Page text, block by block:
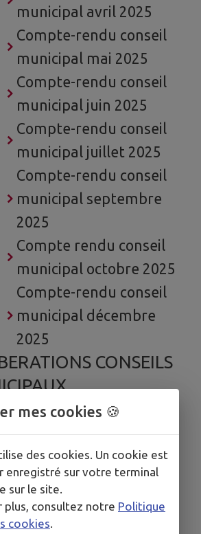
municipal avril 2025
Compte-rendu conseil
municipal mai 2025
Compte-rendu conseil
municipal juin 2025
Compte-rendu conseil
municipal juillet 2025
Compte-rendu conseil
municipal septembre
2025
Compte rendu conseil
municipal octobre 2025
Compte-rendu conseil
municipal décembre
2025
CONSEILS
Délibération conseil-
municipal avril 2025
Délibération conseil-
municipal mai 2025
Délibération conseil
municipal juin 2025
mes cookies 🍪
des cookies. Un cookie est
enregistré sur votre terminal
sur le site.
plus, consultez notre Politique
cookies.